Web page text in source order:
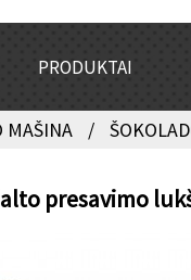
PRODUKTAI
MAŠINA
presavimo